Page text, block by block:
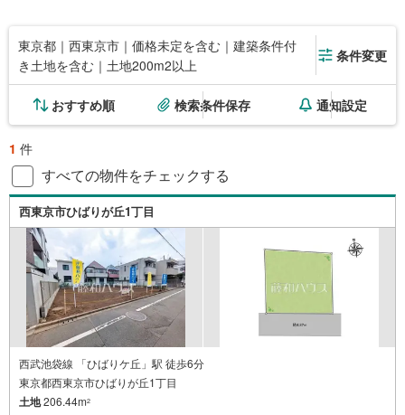
東京都｜西東京市｜価格未定を含む｜建築条件付
き土地を含む｜土地200m2以上
条件変更
おすすめ順 検索条件保存 通知設定
1 件
すべての物件をチェックする
西東京市ひばりが丘1丁目
西武池袋線 「ひばりケ丘」駅 徒歩6分
東京都西東京市ひばりが丘1丁目
土地206.44m2